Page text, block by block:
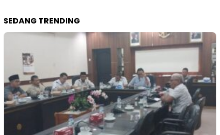
SEDANG TRENDING